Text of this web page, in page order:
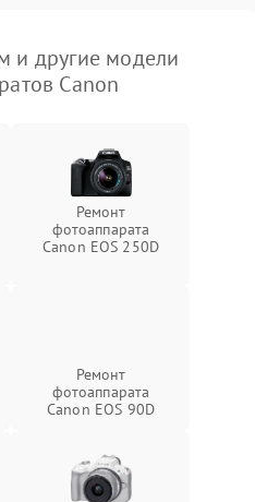
и другие модели
Canon
Ремонт
фотоаппарата
Canon EOS 250D
Ремонт
фотоаппарата
Canon EOS 90D